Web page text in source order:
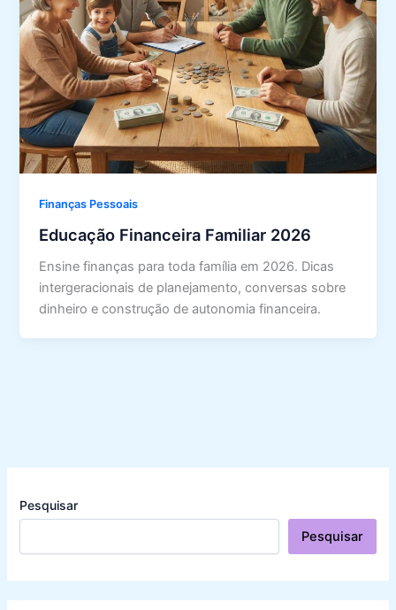
Finanças Pessoais
Educação Financeira Familiar 2026
Ensine finanças para toda família em 2026. Dicas
intergeracionais de planejamento, conversas sobre
dinheiro e construção de autonomia financeira.
Pesquisar
Pesquisar